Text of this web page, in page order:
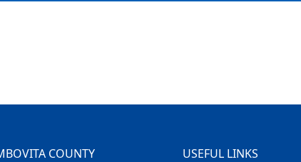
COUNTY USEFUL LINKS